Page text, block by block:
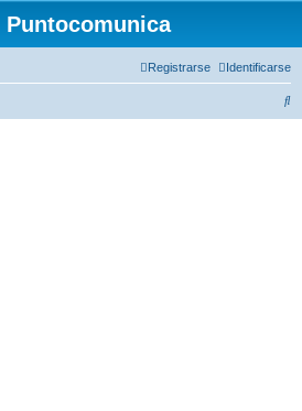
Puntocomunica
Identificarse
Registrarse
B